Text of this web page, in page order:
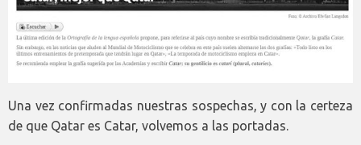
Una vez confirmadas nuestras sospechas, y con la certeza
de que Qatar es Catar, volvemos a las portadas.